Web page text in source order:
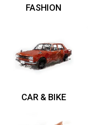
FASHION
CAR & BIKE